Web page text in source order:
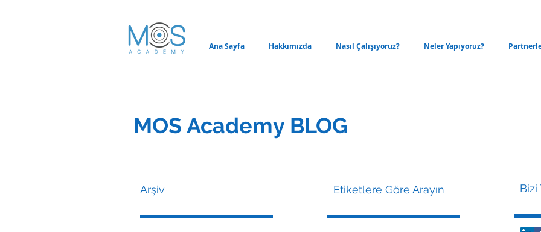
Ana Sayfa Hakkımızda Nasıl Çalışıyoruz? Neler Yapıyoruz?
MOS Academy BLOG
Arşiv Etiketlere Göre Arayın Bizi